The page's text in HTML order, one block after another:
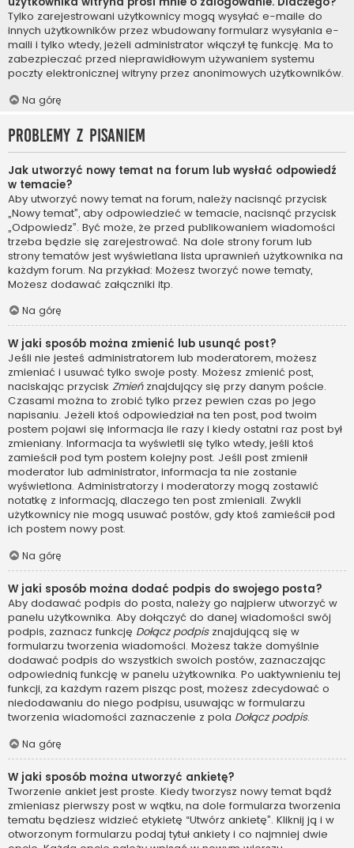
Tylko zarejestrowani użytkownicy mogą wysyłać e-maile do
innych użytkowników przez wbudowany formularz wysyłania e-
maili i tylko wtedy, jeżeli administrator włączył tę funkcję. Ma to
zabezpieczać przed nieprawidłowym używaniem systemu
poczty elektronicznej witryny przez anonimowych użytkowników.
Na górę
Problemy z pisaniem
Jak utworzyć nowy temat na forum lub wysłać odpowiedź
w temacie?
Aby utworzyć nowy temat na forum, należy nacisnąć przycisk
„Nowy temat”, aby odpowiedzieć w temacie, nacisnąć przycisk
„Odpowiedz”. Być może, że przed publikowaniem wiadomości
trzeba będzie się zarejestrować. Na dole strony forum lub
strony tematów jest wyświetlana lista uprawnień użytkownika na
każdym forum. Na przykład: Możesz tworzyć nowe tematy,
Możesz dodawać załączniki itp.
Na górę
W jaki sposób można zmienić lub usunąć post?
Jeśli nie jesteś administratorem lub moderatorem, możesz
zmieniać i usuwać tylko swoje posty. Możesz zmienić post,
naciskając przycisk Zmieńznajdujący się przy danym poście.
Czasami można to zrobić tylko przez pewien czas po jego
napisaniu. Jeżeli ktoś odpowiedział na ten post, pod twoim
postem pojawi się informacja ile razy i kiedy ostatni raz post był
zmieniany. Informacja ta wyświetli się tylko wtedy, jeśli ktoś
zamieścił pod tym postem kolejny post. Jeśli post zmienił
moderator lub administrator, informacja ta nie zostanie
wyświetlona. Administratorzy i moderatorzy mogą zostawić
notatkę z informacją, dlaczego ten post zmieniali. Zwykli
użytkownicy nie mogą usuwać postów, gdy ktoś zamieścił pod
ich postem nowy post.
Na górę
W jaki sposób można dodać podpis do swojego posta?
Aby dodawać podpis do posta, należy go najpierw utworzyć w
panelu użytkownika. Aby dołączyć do danej wiadomości swój
podpis, zaznacz funkcję Dołącz podpisznajdującą się w
formularzu tworzenia wiadomości. Możesz także domyślnie
dodawać podpis do wszystkich swoich postów, zaznaczając
odpowiednią funkcję w panelu użytkownika. Po uaktywnieniu tej
funkcji, za każdym razem pisząc post, możesz zdecydować o
niedodawaniu do niego podpisu, usuwając w formularzu
tworzenia wiadomości zaznaczenie z pola Dołącz podpis.
Na górę
W jaki sposób można utworzyć ankietę?
Tworzenie ankiet jest proste. Kiedy tworzysz nowy temat bądź
zmieniasz pierwszy post w wątku, na dole formularza tworzenia
tematu będziesz widzieć etykietę “Utwórz ankietę”. Kliknij ją i w
otworzonym formularzu podaj tytuł ankiety i co najmniej dwie